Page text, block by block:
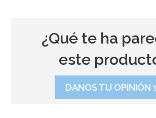
¿Qué te ha
este
DANOS TU OPINIÓN